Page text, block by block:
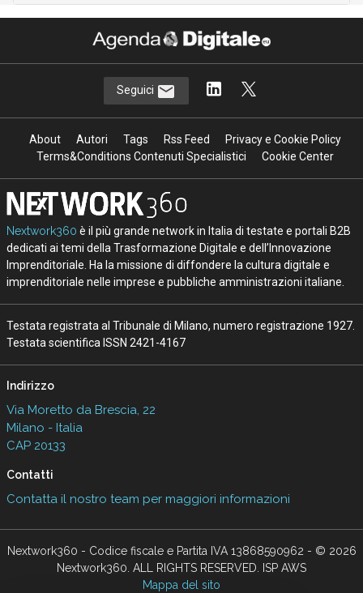
Seguici
About Autori Tags Rss Feed
Privacy e Cookie Policy
Terms&Conditions Contenuti Specialistici
Cookie Center
Nextwork360 è il più grande network in Italia di testate e portali B2B
dedicati ai temi della Trasformazione Digitale e dell’Innovazione
Imprenditoriale. Ha la missione di diffondere la cultura digitale e
imprenditoriale nelle imprese e pubbliche amministrazioni italiane.
Testata registrata al Tribunale di Milano, numero registrazione 1927.
Testata scientifica ISSN 2421-4167
Indirizzo
Via Moretto da Brescia, 22
Milano - Italia
CAP 20133
Contatti
Contatta il nostro team per maggiori informazioni
Nextwork360 - Codice fiscale e Partita IVA 13868590962 - © 2026
Nextwork360. ALL RIGHTS RESERVED. ISP AWS
Mappa del sito